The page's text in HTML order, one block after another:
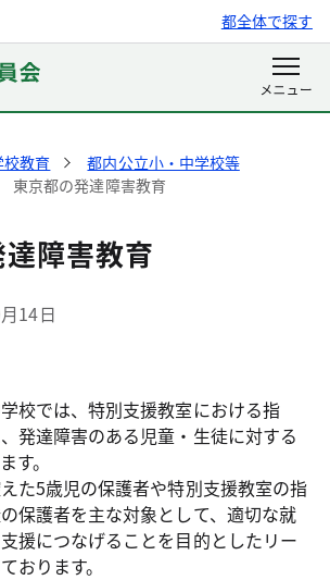
都全体で探す
校教育
都内公立小・中学校等
東京都の発達障害教育
障害教育
14日
校では、特別支援教室における指
発達障害のある児童・生徒に対する
す。
た5歳児の保護者や特別支援教室の指
保護者を主な対象として、適切な就
援につなげることを目的としたリー
おります。